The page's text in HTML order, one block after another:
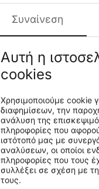
Συναίνεση
Αυτή η
cookies
Χρησιμοποιούμε cookie
διαφημίσεων, την
ανάλυση της
πληροφορίες που
ιστότοπό μας με
αναλύσεων, οι οποίοι
πληροφορίες που τους
συλλέξει σε σχέση με
τους.